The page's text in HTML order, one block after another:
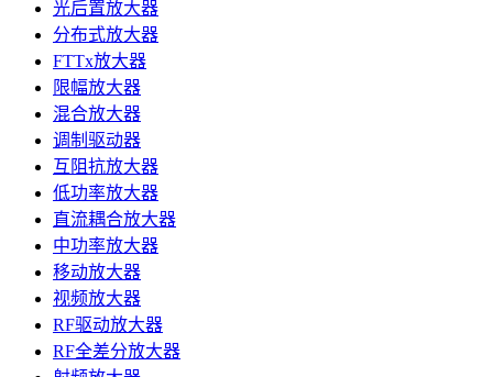
光后置放大器
分布式放大器
FTTx放大器
限幅放大器
混合放大器
调制驱动器
互阻抗放大器
低功率放大器
直流耦合放大器
中功率放大器
移动放大器
视频放大器
RF驱动放大器
RF全差分放大器